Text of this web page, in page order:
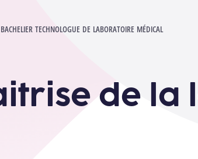
BACHELIER TECHNOLOGUE DE LABORATOIRE MÉDICAL
de